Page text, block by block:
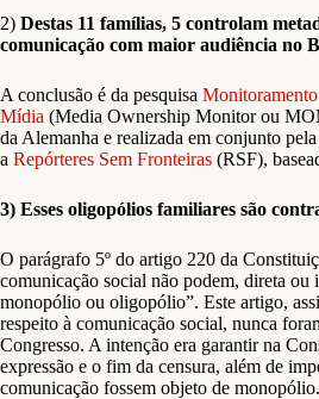
2) Destas 11 famílias, 5 controlam
comunicação com maior audiência no
A conclusão é da pesquisa
Mídia (Media Ownership Monitor ou
da Alemanha e realizada em conjunto
a Repórteres Sem Fronteiras (RSF),
3) Esses oligopólios familiares são
O parágrafo 5º do artigo 220 da
comunicação social não podem, direta ou
monopólio ou oligopólio”. Este artigo,
respeito à comunicação social, nunca
Congresso. A intenção era garantir na
expressão e o fim da censura, além de
comunicação fossem objeto de monopólio.